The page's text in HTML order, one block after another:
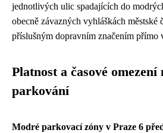
jednotlivých ulic spadajících do
obecně závazných vyhláškách městské
příslušným dopravním značením přímo
Platnost a časové omezení
parkování
Modré parkovací zóny v Praze 6